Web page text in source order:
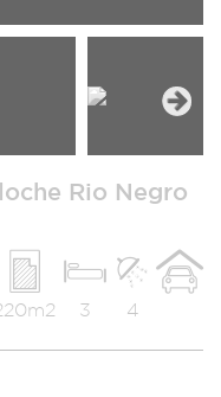
Rio Negro
4
3